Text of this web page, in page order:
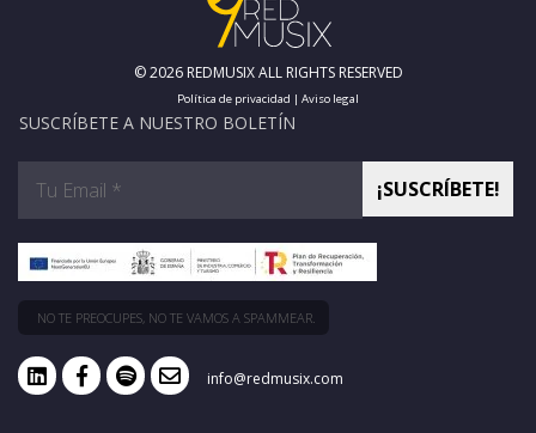
© 2026 REDMUSIX ALL RIGHTS RESERVED
Política de privacidad | Aviso legal
SUSCRÍBETE A NUESTRO BOLETÍN
NO TE PREOCUPES, NO TE VAMOS A SPAMMEAR.
info@redmusix.com